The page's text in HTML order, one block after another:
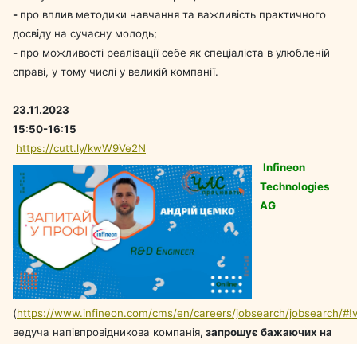
- про вплив методики навчання та важливість практичного
досвіду на сучасну молодь;
- про можливості реалізації себе як спеціаліста в улюбленій
справі, у тому числі у великій компанії.
23.11.2023
15:50-16:15
https://cutt.ly/kwW9Ve2N
Infineon
Technologies
AG
(https://www.infineon.com/cms/en/careers/jobsearch/jobsearch/
ведуча напівпровідникова компанія, запрошує бажаючих на